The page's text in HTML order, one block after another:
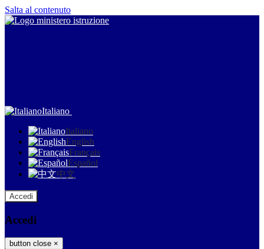
Salta al contenuto
Italiano
Italiano
English
Français
Español
中文
Accedi
Accedi
button close ×